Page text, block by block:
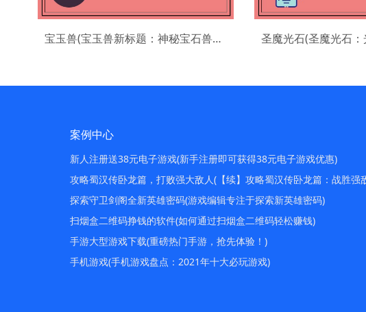
宝玉兽(宝玉兽新标题：神秘宝石兽培育手记) 圣魔光石(圣魔光石
案例中心
新人注册送38元电子游戏(新手注册即可获得38元电子游戏优惠)
攻略蜀汉传卧龙篇，打败强大敌人(【续】攻略蜀汉传卧龙篇：战胜强
探索守卫剑阁全新英雄密码(游戏编辑专注于探索新英雄密码)
扫烟盒二维码挣钱的软件(如何通过扫烟盒二维码轻松赚钱)
手游大型游戏下载(重磅热门手游，抢先体验！)
手机游戏(手机游戏盘点：2021年十大必玩游戏)